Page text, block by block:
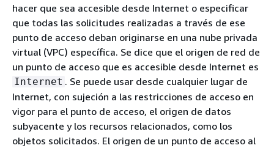
hacer que sea accesible desde Internet o especificar
que todas las solicitudes realizadas a través de ese
punto de acceso deban originarse en una nube privada
virtual (VPC) específica. Se dice que el origen de red de
un punto de acceso que es accesible desde Internet es
Internet . Se puede usar desde cualquier lugar de
Internet, con sujeción a las restricciones de acceso en
vigor para el punto de acceso, el origen de datos
subyacente y los recursos relacionados, como los
objetos solicitados. El origen de un punto de acceso al